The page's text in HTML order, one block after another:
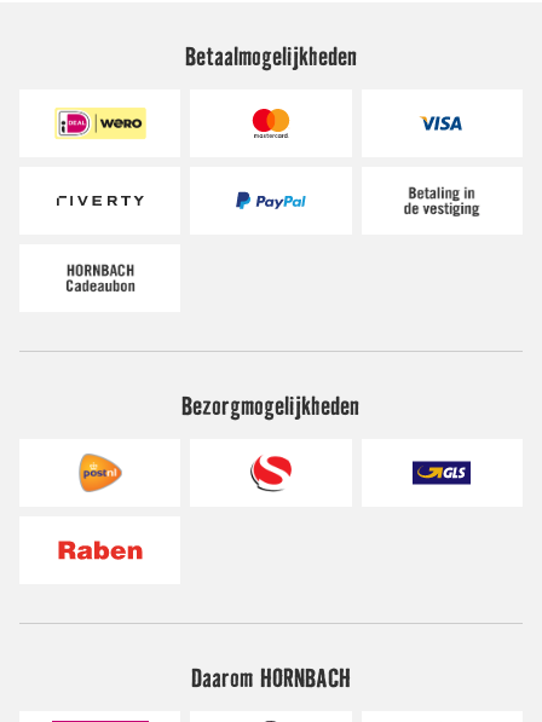
Betaalmogelijkheden
Bezorgmogelijkheden
Daarom HORNBACH